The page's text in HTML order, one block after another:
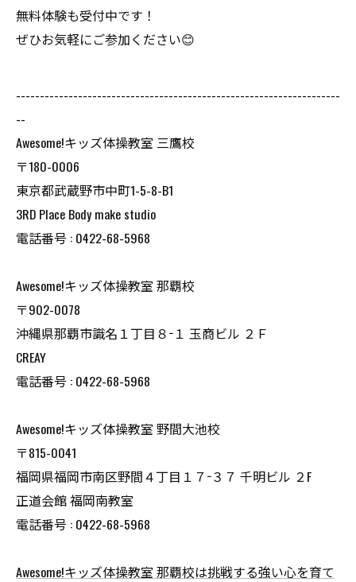
無料体験も受付中です！
ぜひお気軽にご参加ください😊
--------------------------------------------------------------------
--
Awesome!キッズ体操教室 三鷹校
〒180-0006
東京都武蔵野市中町1-5-8-B1
3RD Place Body make studio
電話番号 : 0422-68-5968
Awesome!キッズ体操教室 那覇校
〒902-0078
沖縄県那覇市識名１丁目８−１ 玉商ビル ２Ｆ
CREAY
電話番号 : 0422-68-5968
Awesome!キッズ体操​教室 野間大池校
〒815-0041
福岡県福岡市南区野間４丁目１７−３７ 千明ビル ２F
正道会館 福岡南教室
電話番号 : 0422-68-5968
Awesome!キッズ体操教室 那覇校は挑戦する強い心を育て